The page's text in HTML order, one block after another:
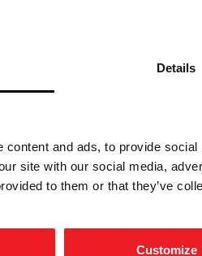
Details
content and ads, to provide
site with our social media,
to them or that they’ve
Customize
BEDRIFT
ekskl. mva.